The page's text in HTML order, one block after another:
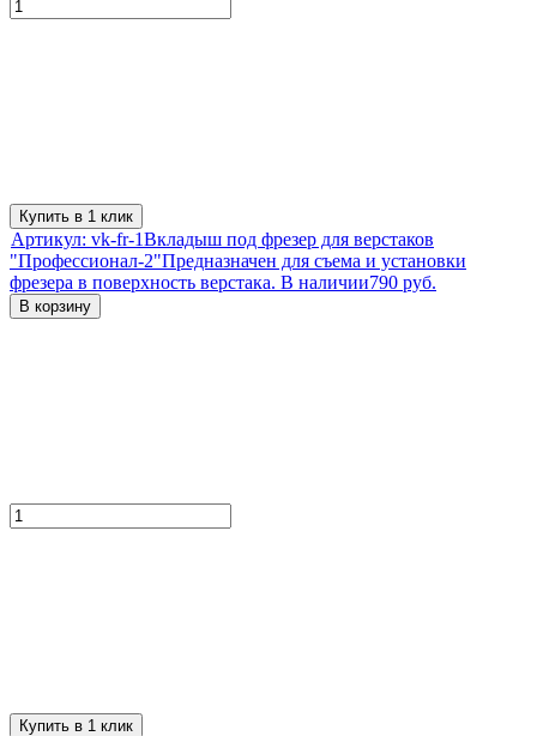
Купить в 1 клик
Артикул: vk-fr-1Вкладыш под фрезер для верстаков
"Профессионал-2"Предназначен для съема и установки
фрезера в поверхность верстака. В наличии790 руб.
В корзину
Купить в 1 клик